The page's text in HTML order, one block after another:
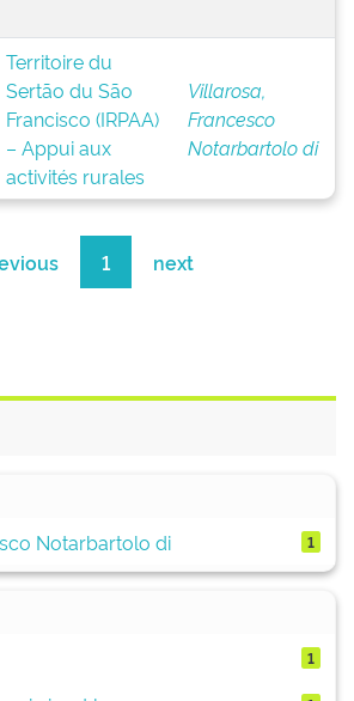
Territoire du
Sertão du São
Francisco (IRPAA)
– Appui aux
activités rurales
Villarosa,
Francesco
Notarbartolo di
1 next
Notarbartolo di
1
1